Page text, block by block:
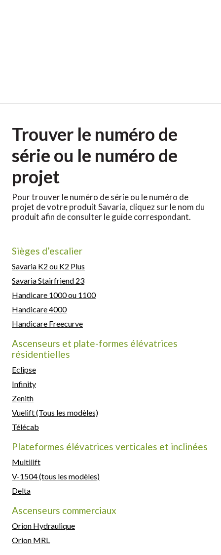
​Trouver le numéro de
série ou le numéro de
projet
Pour trouver le numéro de série ou le numéro de
projet de votre produit Savaria, cliquez sur le nom du
produit afin de consulter le guide correspondant.
Sièges d’escalier
Savaria K2 ou K2 Plus
Savaria Stairfriend 23
Handicare 1000 ou 1100
Handicare 4000
Handicare Freecurve
Ascenseurs et plate-formes élévatrices
résidentielles
Eclipse
Infinity
Zenith
Vuelift (Tous les modèles)
Télécab
Plateformes élévatrices verticales et inclinées
Multilift
V-1504 (tous les modèles)
Delta
Ascenseurs commerciaux
Orion Hydraulique
Orion MRL